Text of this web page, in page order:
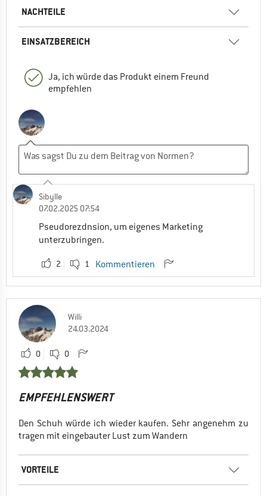
NACHTEILE
EINSATZBEREICH
Ja, ich würde das Produkt einem Freund
empfehlen
Sibylle
07.02.2025 07:54
Pseudorezdnsion, um eigenes Marketing
unterzubringen.
2 1 Kommentieren
Willi
24.03.2024
0 0
EMPFEHLENSWERT
Den Schuh würde ich wieder kaufen. Sehr angenehm zu
tragen mit eingebauter Lust zum Wandern
VORTEILE